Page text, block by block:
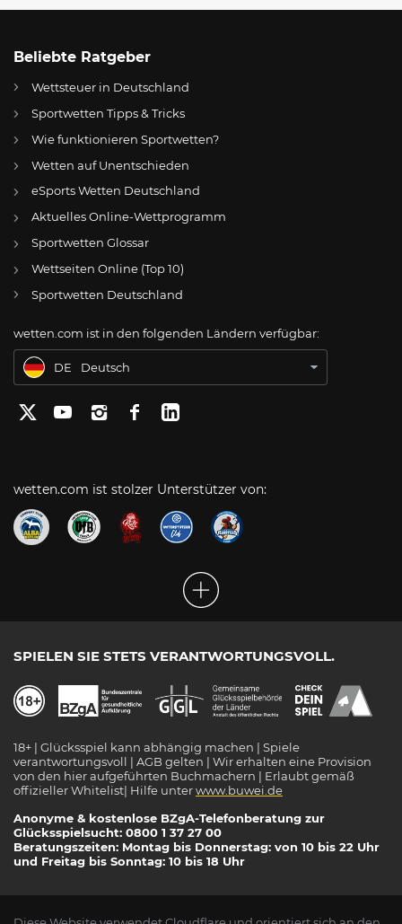
Beliebte Ratgeber
Wettsteuer in Deutschland
Sportwetten Tipps & Tricks
Wie funktionieren Sportwetten?
Wetten auf Unentschieden
eSports Wetten Deutschland
Aktuelles Online-Wettprogramm
Sportwetten Glossar
Wettseiten Online (Top 10)
Sportwetten Deutschland
wetten.com ist in den folgenden Ländern verfügbar:
AT Online Wetten Österreich
CH Online Glücksspiel Schweiz
Apostas Online no Brasil
DE
Deutsch
wetten.com ist stolzer Unterstützer von:
SPIELEN SIE STETS VERANTWORTUNGSVOLL.
18+ | Glücksspiel kann abhängig machen | Spiele
verantwortungsvoll | AGB gelten | Wir erhalten eine Provision
von den hier aufgeführten Buchmachern | Erlaubt gemäß
offizieller Whitelist| Hilfe unterwww.buwei.de
Anonyme & kostenlose BZgA-Telefonberatung zur
Glücksspielsucht: 0800 1 37 27 00
Beratungszeiten: Montag bis Donnerstag: von 10 bis 22 Uhr
und Freitag bis Sonntag: 10 bis 18 Uhr